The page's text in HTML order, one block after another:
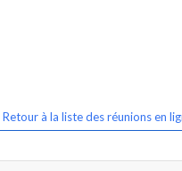
Retour à la liste des réunions en